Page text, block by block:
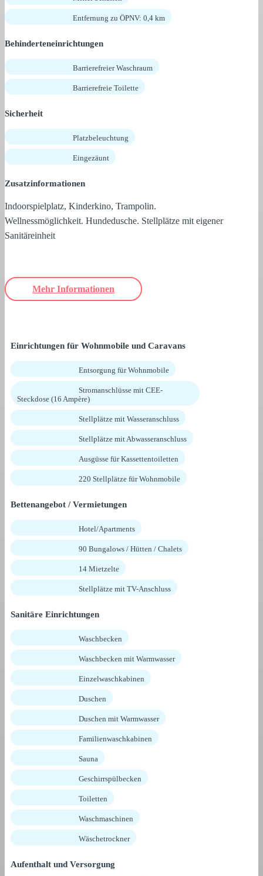
Entfernung zu ÖPNV: 0,4 km
Behinderteneinrichtungen
Barrierefreier Waschraum
Barrierefreie Toilette
Sicherheit
Platzbeleuchtung
Eingezäunt
Zusatzinformationen
Indoorspielplatz, Kinderkino, Trampolin.
Wellnessmöglichkeit. Hundedusche. Stellplätze mit eigener
Sanitäreinheit
Mehr Informationen
Einrichtungen für Wohnmobile und Caravans
Entsorgung für Wohnmobile
Stromanschlüsse mit CEE-
Steckdose (16 Ampère)
Stellplätze mit Wasseranschluss
Stellplätze mit Abwasseranschluss
Ausgüsse für Kassettentoiletten
220 Stellplätze für Wohnmobile
Bettenangebot / Vermietungen
Hotel/Apartments
90 Bungalows / Hütten / Chalets
14 Mietzelte
Stellplätze mit TV-Anschluss
Sanitäre Einrichtungen
Waschbecken
Waschbecken mit Warmwasser
Einzelwaschkabinen
Duschen
Duschen mit Warmwasser
Familienwaschkabinen
Sauna
Geschirrspülbecken
Toiletten
Waschmaschinen
Wäschetrockner
Aufenthalt und Versorgung